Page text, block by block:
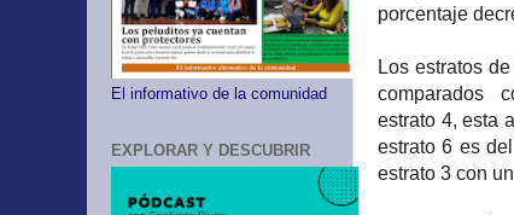
porcentaje
Los estratos
comparados
estrato 4, esta
estrato 6 es
estrato 3 con
El informativo de la comunidad
EXPLORAR Y DESCUBRIR